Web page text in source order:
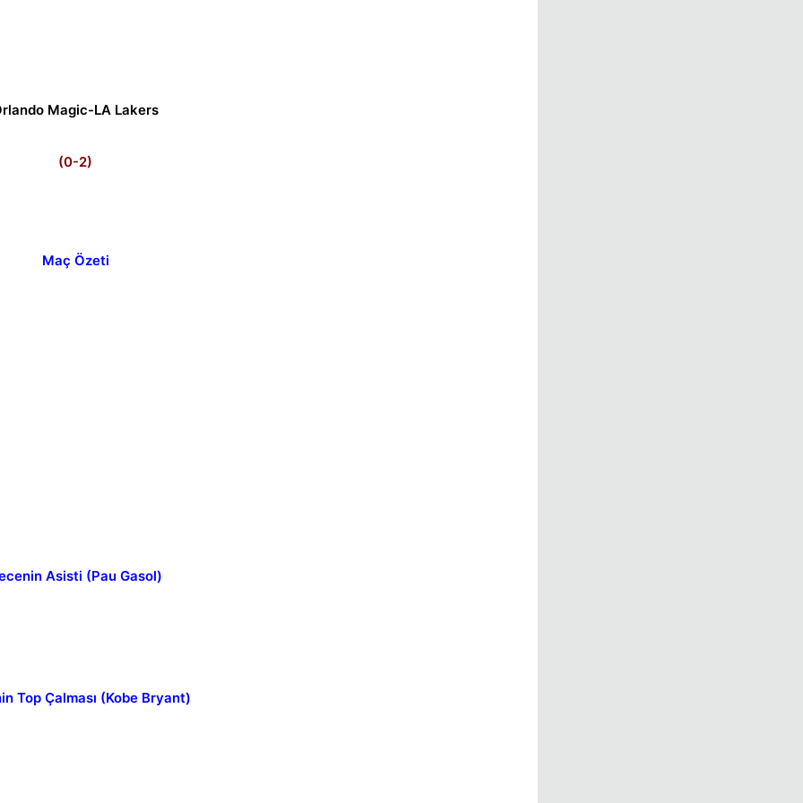
Magic-LA Lakers
(0-2)
Maç Özeti
Asisti (Pau Gasol)
Top Çalması (Kobe Bryant)